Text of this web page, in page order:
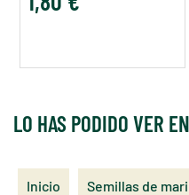
LO HAS PODIDO VER
Inicio Semillas de